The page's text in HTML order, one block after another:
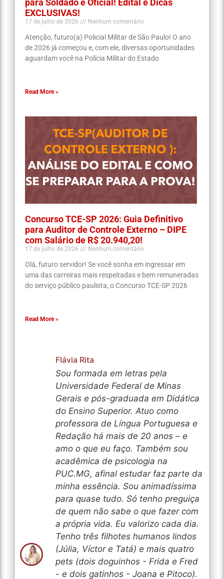
para Soldado e Oficial! Edital e Dicas
EXCLUSIVAS!
17 de julho de 2026 Nenhum comentário
Atenção, futuro(a) Policial Militar de São Paulo! O ano
de 2026 já começou e, com ele, diversas oportunidades
aguardam você na Polícia Militar do Estado
Read More »
Concurso TCE-SP 2026: Guia Definitivo
para Auditor de Controle Externo – DIPE
com Salário de R$ 20.940,20!
17 de julho de 2026 Nenhum comentário
Olá, futuro servidor! Se você sonha em ingressar em
uma das carreiras mais respeitadas e bem remuneradas
do serviço público paulista, o Concurso TCE-SP 2026
Read More »
Flávia Rita
Sou formada em letras pela
Universidade Federal de Minas
Gerais e pós-graduada em Didática
do Ensino Superior. Atuo como
professora de Língua Portuguesa e
Redação há mais de 20 anos – e
amo o que eu faço. Também sou
acadêmica de psicologia na
PUC.MG, afinal estudar faz parte da
minha essência. Sou animadíssima
para quase tudo. Só tenho preguiça
de quem não sabe o que fazer com
a própria vida. Eu valorizo cada dia.
Tenho três filhotes humanos lindos
(Júlia, Víctor e Tatá) e mais quatro
pets (dois doguinhos - Frida e Fred
- e dois gatinhos - Joana e Pitoco).